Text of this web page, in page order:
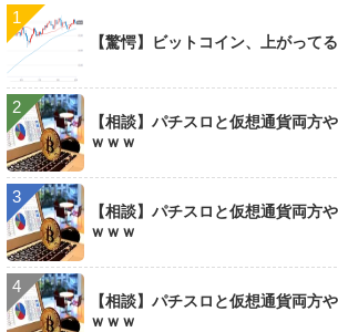
【驚愕】ビットコイン、上がって
【相談】パチスロと仮想通貨両方
ｗｗｗ
【相談】パチスロと仮想通貨両方
ｗｗｗ
【相談】パチスロと仮想通貨両方
ｗｗｗ